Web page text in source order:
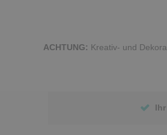
ACHTUNG: Kreativ- und